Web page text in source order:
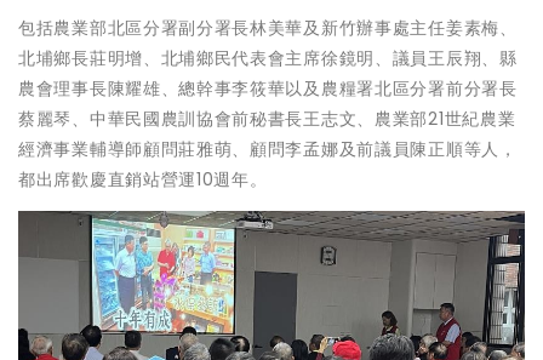
包括農業部北區分署副分署長林美華及新竹辦事處主任姜素梅、
北埔鄉長莊明增、北埔鄉民代表會主席徐鏡明、議員王辰翔、縣
農會理事長陳耀雄、總幹事李筱華以及農糧署北區分署前分署長
蔡麗琴、中華民國農訓協會前秘書長王志文、農業部21世紀農業
經濟事業輔導師顧問莊雅萌、顧問李孟娜及前議員陳正順等人，
都出席歡慶直銷站營運10週年。